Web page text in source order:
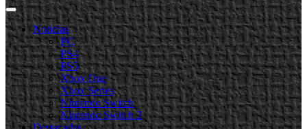
Noticias
PC
PS4
PS5
Xbox One
Xbox Series
Nintendo Switch
Nintendo Switch 2